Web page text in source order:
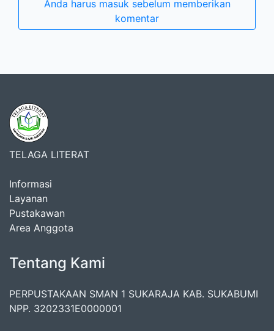
Anda harus masuk sebelum memberikan
komentar
TELAGA LITERAT
Informasi
Layanan
Pustakawan
Area Anggota
Tentang Kami
PERPUSTAKAAN SMAN 1 SUKARAJA KAB. SUKABUMI
NPP. 3202331E0000001